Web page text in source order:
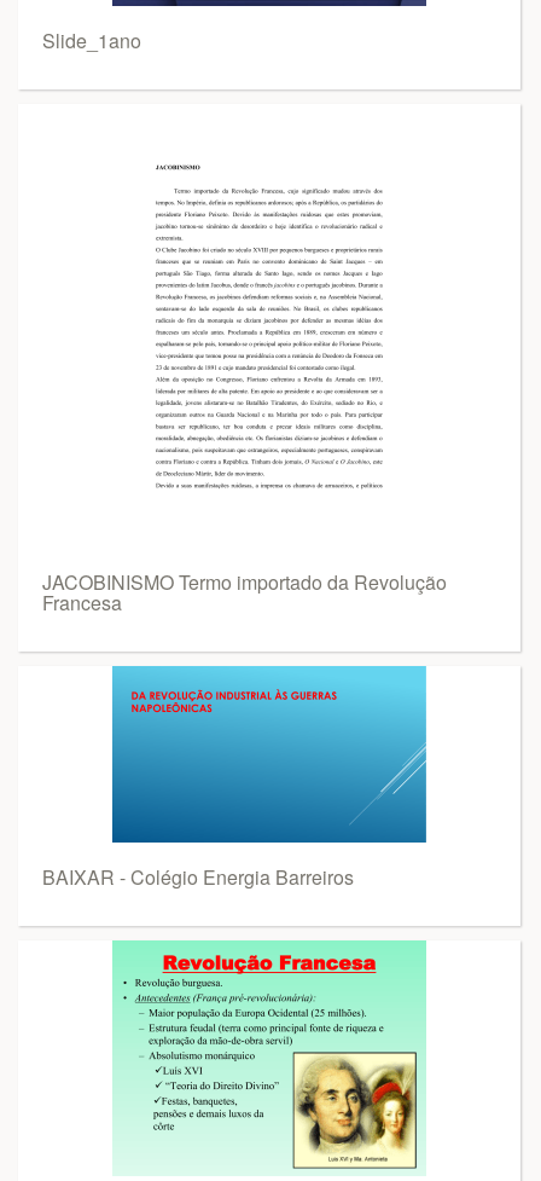
Slide_1ano
JACOBINISMO Termo importado da Revolução
Francesa
BAIXAR - Colégio Energia Barreiros